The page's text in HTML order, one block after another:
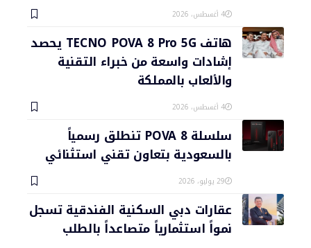
4 أغسطس، 2026
هاتف TECNO POVA 8 Pro 5G يحصد
إشادات واسعة من خبراء التقنية
والألعاب بالمملكة
4 أغسطس، 2026
سلسلة POVA 8 تنطلق رسمياً
بالسعودية بتعاون تقني استثنائي
29 يوليو، 2026
عقارات دبي السكنية الفندقية تسجل
نمواً استثمارياً متصاعداً بالطلب